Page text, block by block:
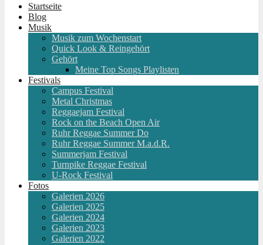
Startseite
Blog
Musik
Musik zum Wochenstart
Quick Look & Reingehört
Gehört
Meine Top Songs Playlisten
Festivals
Campus Festival
Metal Christmas
Reggaejam Festival
Rock on the Beach Open Air
Ruhr Reggae Summer Do
Ruhr Reggae Summer M.a.d.R.
Summerjam Festival
Turnpike Reggae Festival
U-Rock Festival
Fotos
Galerien 2026
Galerien 2025
Galerien 2024
Galerien 2023
Galerien 2022